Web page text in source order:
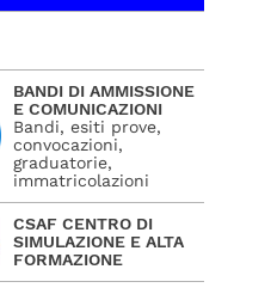
BANDI DI AMMISSIONE
E COMUNICAZIONI
Bandi, esiti prove,
convocazioni,
graduatorie,
immatricolazioni
CSAF CENTRO DI
SIMULAZIONE E ALTA
FORMAZIONE